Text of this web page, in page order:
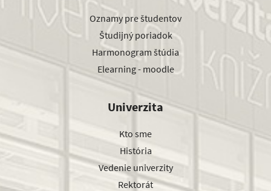
Oznamy pre študentov
Študijný poriadok
Harmonogram štúdia
Elearning - moodle
Univerzita
Kto sme
História
Vedenie univerzity
Rektorát